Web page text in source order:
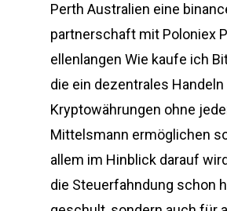
Perth Australien eine
partnerschaft mit Poloniex
ellenlangen Wie kaufe ich
die ein dezentrales Handeln
Kryptowährungen ohne
Mittelsmann ermöglichen
allem im Hinblick darauf
die Steuerfahndung schon